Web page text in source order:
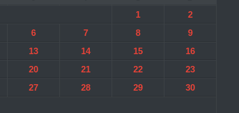
1
2
6 7 8
9
13 14 15
16
20 21 22
23
27 28 29
30